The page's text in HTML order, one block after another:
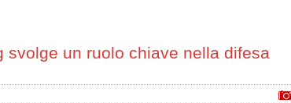
un ruolo chiave nella difesa